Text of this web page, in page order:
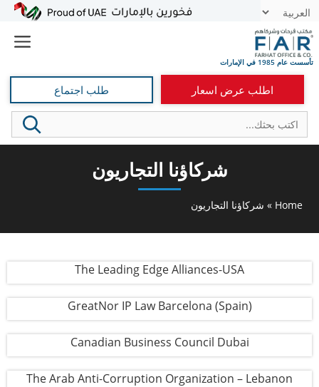
انتقل
المحتوى
اطلب عرض اسعار طلب اجتماع
شركاؤنا التجاريون
Home
» شركاؤنا التجاريون
The Leading Edge Alliances-USA
GreatNor IP Law Barcelona (Spain)
Canadian Business Council Dubai
The Arab Anti-Corruption Organization – Lebanon